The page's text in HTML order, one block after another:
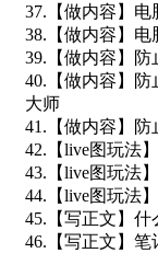
37.【做内容】
38.【做内容】
39.【做内容】
40.【做内容】
大师
41.【做内容】
42.【live图玩法
43.【live图玩法
44.【live图玩法
45.【写正文】
46.【写正文】